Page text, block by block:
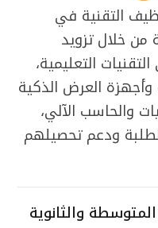
التقنية في
من خلال تزويد
التعليمية،
وأجهزة العرض الذكية
والحاسب الآلي،
ودعم تحصيلهم
والثانوية